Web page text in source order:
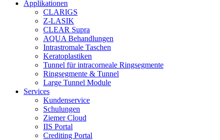
Applikationen
CLARIGS
Z-LASIK
CLEAR Supra
AQUA Behandlungen
Intrastromale Taschen
Keratoplastiken
Tunnel für intracorneale Ringsegmente
Ringsegmente & Tunnel
Large Tunnel Module
Services
Kundenservice
Schulungen
Ziemer Cloud
IIS Portal
Crediting Portal